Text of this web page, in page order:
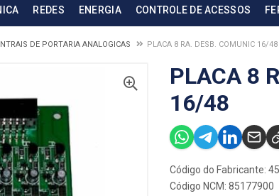
REDES ENERGIA CONTROLE DE ACESSOS
DE PORTARIA ANALOGICAS PLACA 8 RA. DESB. COMUNIC 16/48
PLACA 8
16/48
Código do Fabricante:
Código NCM: 85177900